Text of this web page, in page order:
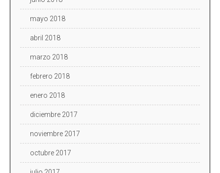
mayo 2018
abril 2018
marzo 2018
febrero 2018
enero 2018
diciembre 2017
noviembre 2017
octubre 2017